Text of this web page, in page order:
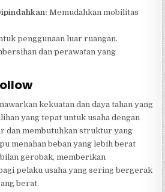
Memudahkan mobilitas
penggunaan luar ruangan.
dan perawatan yang
kekuatan dan daya tahan yang
yang tepat untuk usaha dengan
dan membutuhkan struktur yang
menahan beban yang lebih berat
gerobak, memberikan
pelaku usaha yang sering bergerak
berat.